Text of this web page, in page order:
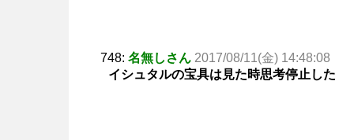
748: 名無しさん 2017/08/11(金) 14:48:08
イシュタルの宝具は見た時思考停止した